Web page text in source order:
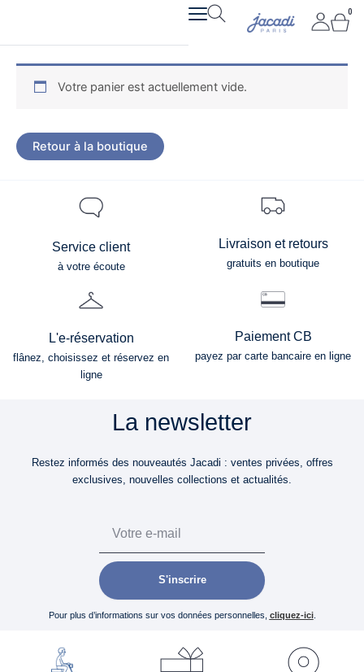
contenu
0
Votre panier est actuellement vide.
Retour à la boutique
Service client
à votre écoute
Livraison et retours
gratuits en boutique
L'e-réservation
flânez, choisissez et réservez en
ligne
Paiement CB
payez par carte bancaire en ligne
La newsletter
Restez informés des nouveautés Jacadi : ventes privées, offres
exclusives, nouvelles collections et actualités.
S'inscrire
Pour plus d’informations sur vos données personnelles, cliquez-ici.